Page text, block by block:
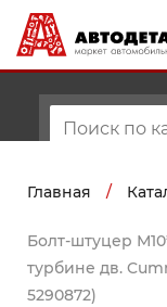
Главная /
Болт-штуцер
турбине дв.
5290872)